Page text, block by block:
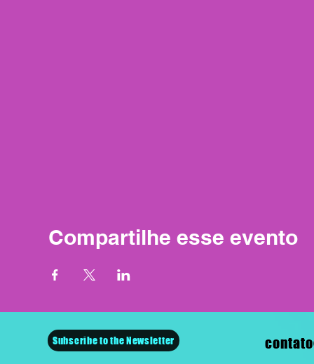
Compartilhe esse evento
Subscribe to the Newsletter